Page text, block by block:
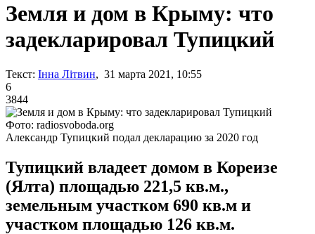
Земля и дом в Крыму: что
задекларировал Тупицкий
Текст: Інна Літвин, 31 марта 2021, 10:55
6
3844
Фото: radiosvoboda.org
Александр Тупицкий подал декларацию за 2020 год
Тупицкий владеет домом в Кореизе
(Ялта) площадью 221,5 кв.м.,
земельным участком 690 кв.м и
участком площадью 126 кв.м.